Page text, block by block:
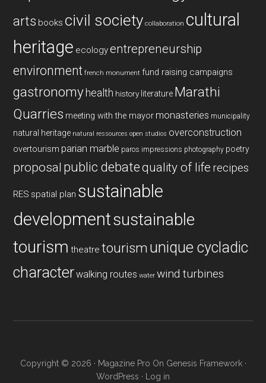
arts books civil society collaboration cultural
heritage ecologyentrepreneurship
environment french monument fund raising campaigns
gastronomy health history literature Marathi
Quarries meeting with the mayor monasteries municipality
natural heritage natural ressources open studios overconstruction
overtourism parian marble paros impressions photography poetry
proposal public debatequality of life recipes
RES spatial plan sustainable
developmentsustainable
tourism theatre tourism unique cycladic
characterwalking routes water wind turbines
Copyright © 2026 · Magazine Pro On Genesis Framework·
WordPress · Log in